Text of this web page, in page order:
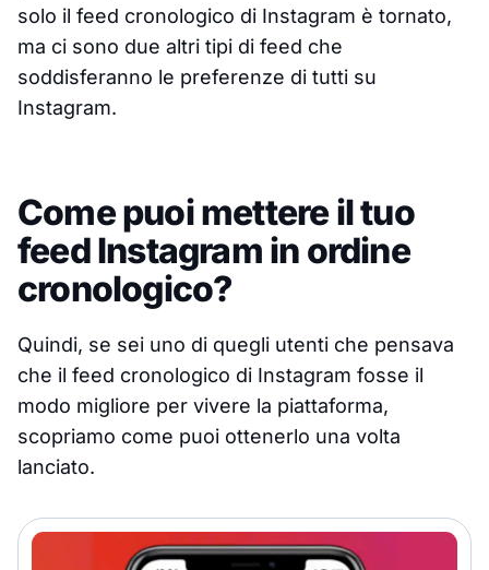
solo il feed cronologico di Instagram è tornato,
ma ci sono due altri tipi di feed che
soddisferanno le preferenze di tutti su
Instagram.
Come puoi mettere il tuo
feed Instagram in ordine
cronologico?
Quindi, se sei uno di quegli utenti che pensava
che il feed cronologico di Instagram fosse il
modo migliore per vivere la piattaforma,
scopriamo come puoi ottenerlo una volta
lanciato.